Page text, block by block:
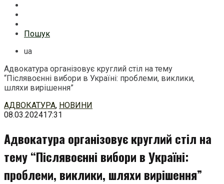
Пошук
ua
Адвокатура організовує круглий стіл на тему
“Післявоєнні вибори в Україні: проблеми, виклики,
шляхи вирішення”
Перейти
до
АДВОКАТУРА, НОВИНИ
08.03.202417:31
Адвокатура організовує круглий стіл на
тему “Післявоєнні вибори в Україні:
проблеми, виклики, шляхи вирішення”